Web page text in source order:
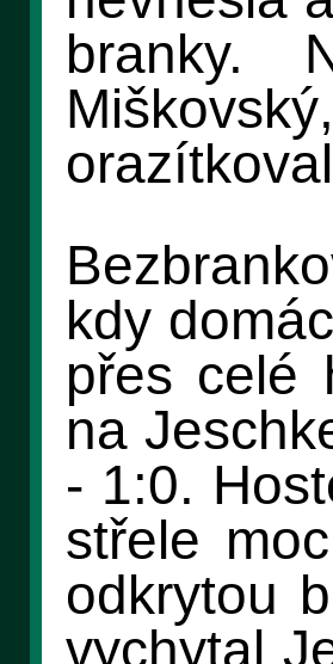
branky.
kdy
přes celé
na
- 1:0.
střele
odkrytou
vychytal